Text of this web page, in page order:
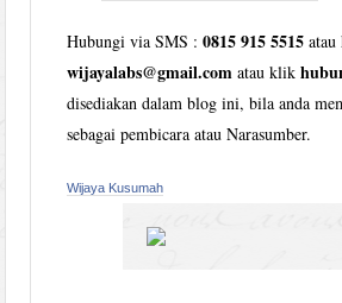
Hubungi via SMS :0815 915 5515
wijayalabs@gmail.com atau klik
disediakan dalam blog ini, bila anda
sebagai pembicara atau Narasumber.
Wijaya Kusumah